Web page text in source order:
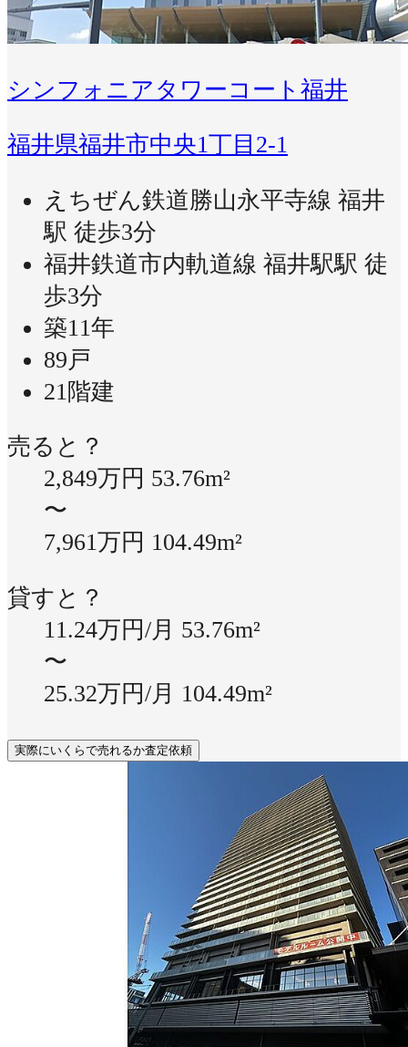
シンフォニアタワーコート福井
福井県福井市中央1丁目2-1
えちぜん鉄道勝山永平寺線 福井
駅 徒歩3分
福井鉄道市内軌道線 福井駅駅 徒
歩3分
築11年
89戸
21階建
売ると？
2,849万円 53.76m²
〜
7,961万円 104.49m²
貸すと？
11.24万円/月 53.76m²
〜
25.32万円/月 104.49m²
実際にいくらで売れるか査定依頼